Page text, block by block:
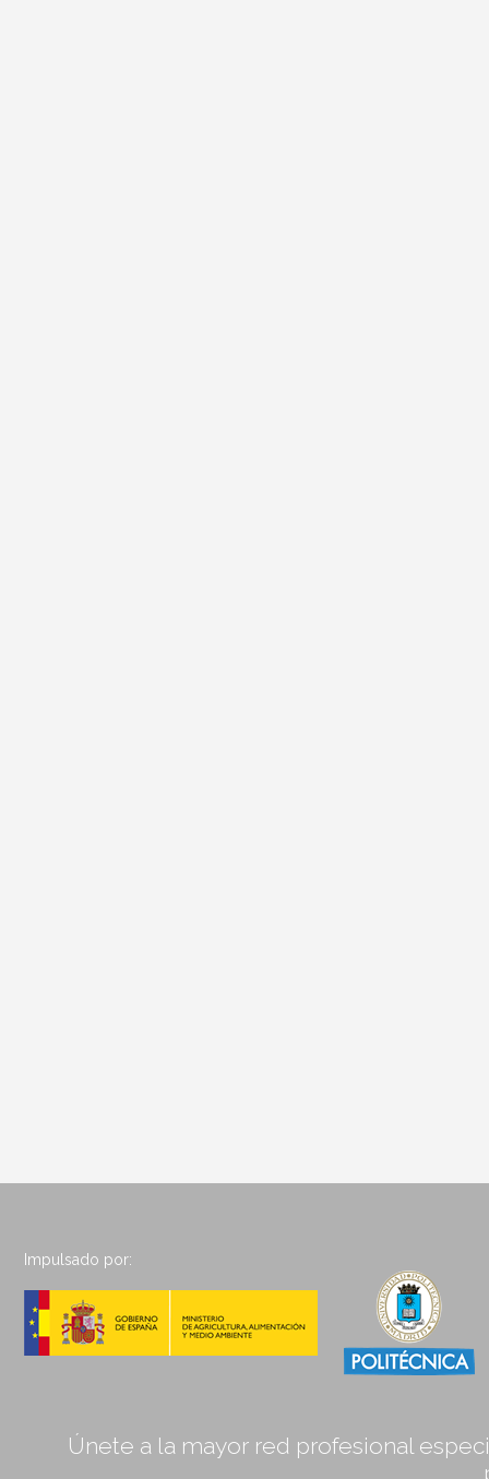
Impulsado por:
Únete a la mayor red profesional